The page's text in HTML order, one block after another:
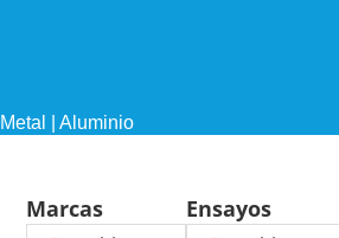
Metal | Aluminio
Marcas Ensayos